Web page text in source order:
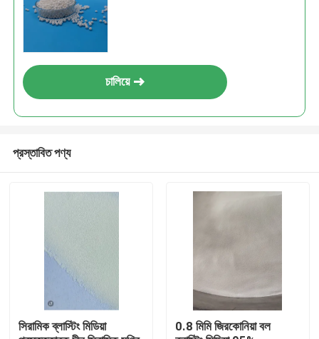
চালিয়ে
প্রস্তাবিত পণ্য
সিরামিক ব্লাস্টিং মিডিয়া
0.8 মিমি জিরকোনিয়া বল